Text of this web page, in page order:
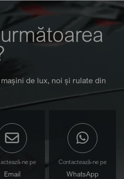
de lux, noi și rulate din
ne pe
Email
Contactează-ne pe
WhatsApp